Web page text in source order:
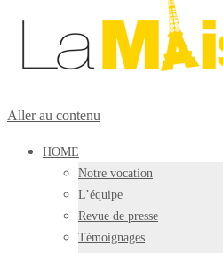
Aller au contenu
HOME
Notre vocation
L’équipe
Revue de presse
Témoignages